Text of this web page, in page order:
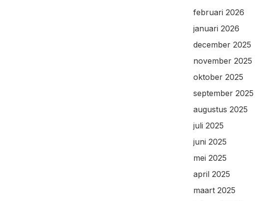
februari 2026
januari 2026
december 2025
november 2025
oktober 2025
september 2025
augustus 2025
juli 2025
juni 2025
mei 2025
april 2025
maart 2025